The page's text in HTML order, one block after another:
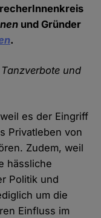
und Gründer
.
und
es der Eingriff
Privatleben von
Zudem, weil
hässliche
Politik und
um die
Einfluss im